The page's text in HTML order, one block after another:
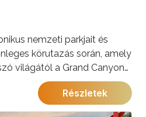
nemzeti parkjait és
körutazás során, amely
világától a Grand Canyon
A Monument Valley
tündérkéményei és a
egy életre szóló élményt
Részletek